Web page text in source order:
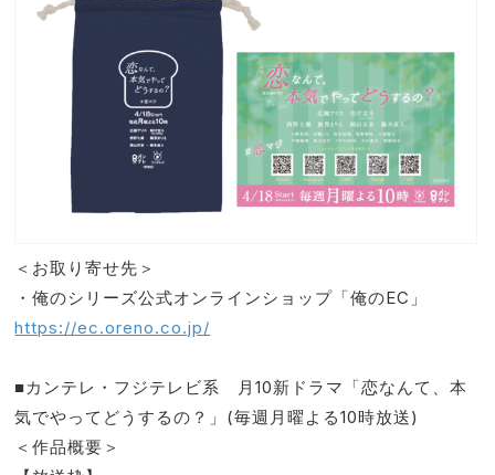
＜お取り寄せ先＞
・俺のシリーズ公式オンラインショップ「俺のEC」
https://ec.oreno.co.jp/
■カンテレ・フジテレビ系 月10新ドラマ「恋なんて、本
気でやってどうするの？」(毎週月曜よる10時放送)
＜作品概要＞